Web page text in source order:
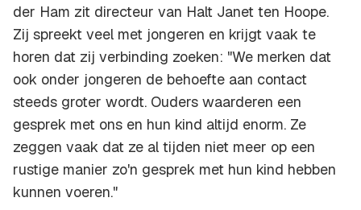
der Ham zit directeur van Halt Janet ten Hoope.
Zij spreekt veel met jongeren en krijgt vaak te
horen dat zij verbinding zoeken: "We merken dat
ook onder jongeren de behoefte aan contact
steeds groter wordt. Ouders waarderen een
gesprek met ons en hun kind altijd enorm. Ze
zeggen vaak dat ze al tijden niet meer op een
rustige manier zo'n gesprek met hun kind hebben
kunnen voeren."